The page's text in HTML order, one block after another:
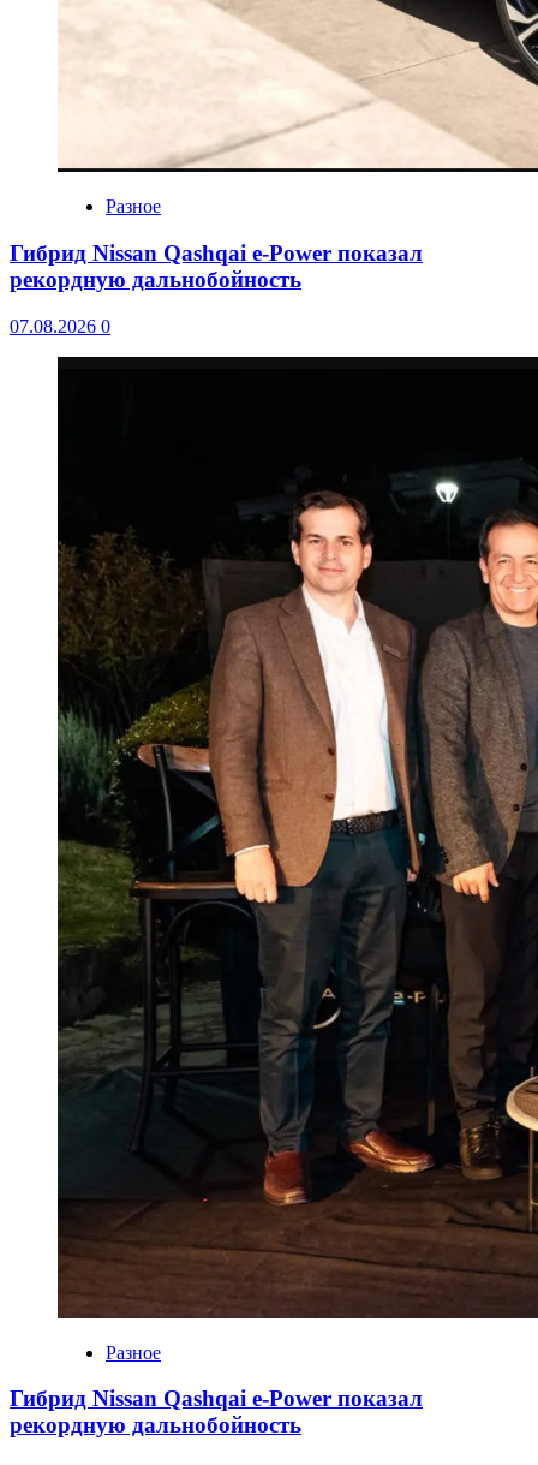
Разное
Гибрид Nissan Qashqai e-Power показал
рекордную дальнобойность
07.08.2026 0
Разное
Гибрид Nissan Qashqai e-Power показал
рекордную дальнобойность